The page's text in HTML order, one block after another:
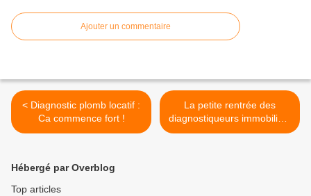
Ajouter un commentaire
< Diagnostic plomb locatif :
Ca commence fort !
La petite rentrée des
diagnostiqueurs immobiliers
>
Hébergé par Overblog
Top articles